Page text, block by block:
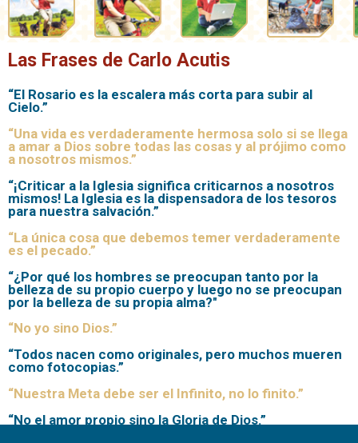
Las Frases de Carlo Acutis
“El Rosario es la escalera más corta para subir al
Cielo.”
“Una vida es verdaderamente hermosa solo si se llega
a amar a Dios sobre todas las cosas y al prójimo como
a nosotros mismos.”
“¡Criticar a la Iglesia significa criticarnos a nosotros
mismos! La Iglesia es la dispensadora de los tesoros
para nuestra salvación.”
“La única cosa que debemos temer verdaderamente
es el pecado.”
“¿Por qué los hombres se preocupan tanto por la
belleza de su propio cuerpo y luego no se preocupan
por la belleza de su propia alma?"
“No yo sino Dios.”
“Todos nacen como originales, pero muchos mueren
como fotocopias.”
“Nuestra Meta debe ser el Infinito, no lo finito.”
“No el amor propio sino la Gloria de Dios.”